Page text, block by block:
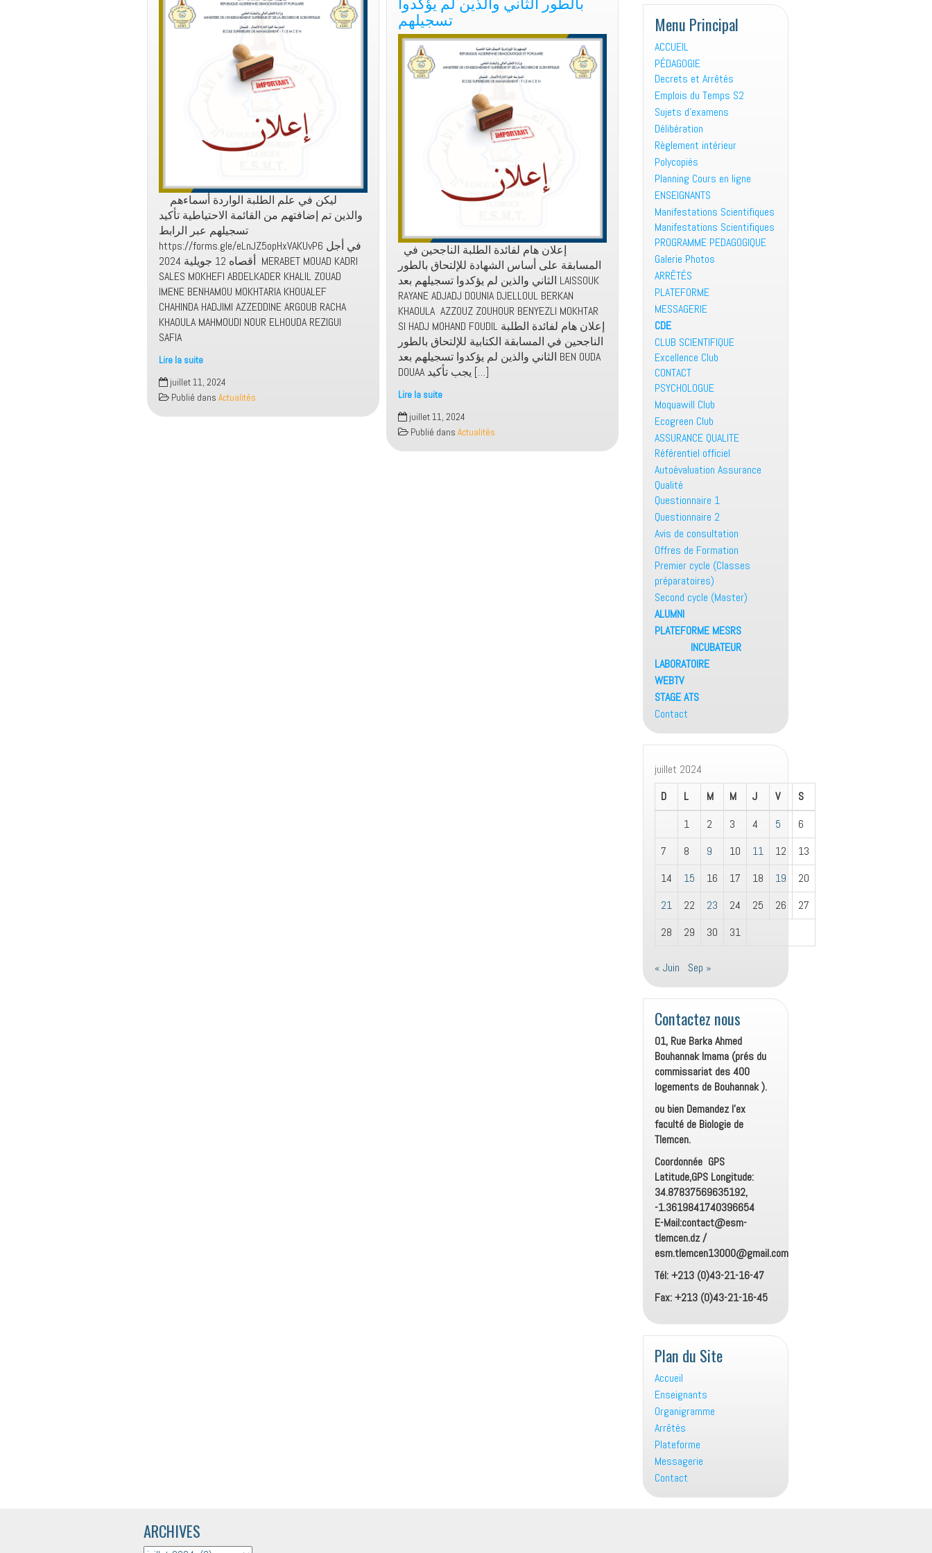
والذين تم إضافتهم من القائمة الاحتياطية تأكيد
تسجيلهم عبر الرابط
https://forms.gle/eLnJZ5opHxVAKUvP6 في أجل
أقصاه 12 جويلية 2024 MERABET MOUAD KADRI
SALES MOKHEFI ABDELKADER KHALIL ZOUAD
IMENE BENHAMOU MOKHTARIA KHOUALEF
CHAHINDA HADJIMI AZZEDDINE ARGOUB RACHA
KHAOULA MAHMOUDI NOUR ELHOUDA REZIGUI
SAFIA
Lire la suite
إعلان
هام
لفائدة
الطلبة
juillet 11, 2024
Publié dans Actualités
تسجيلهم
المسابقة على أساس الشهادة للإلتحاق بالطور
الثاني والذين لم يؤكدوا تسجيلهم بعد LAISSOUK
RAYANE ADJADJ DOUNIA DJELLOUL BERKAN
KHAOULA AZZOUZ ZOUHOUR BENYEZLI MOKHTAR
SI HADJ MOHAND FOUDIL إعلان هام لفائدة الطلبة
الناجحين في المسابقة الكتابية للإلتحاق بالطور
الثاني والذين لم يؤكدوا تسجيلهم بعد BEN OUDA
DOUAA يجب تأكيد […]
Lire la suite
إعلان
هام
لفائدة
الطلبة
juillet 11, 2024
Publié dans Actualités
Menu Principal
ACCUEIL
PÉDAGOGIE
Decrets et Arrêtés
Emplois du Temps S2
Sujets d’examens
Délibération
Règlement intérieur
Polycopiés
Planning Cours en ligne
ENSEIGNANTS
Manifestations Scientifiques
Manifestations Scientifiques
PROGRAMME PEDAGOGIQUE
Galerie Photos
ARRÊTÉS
PLATEFORME
MESSAGERIE
CDE
CLUB SCIENTIFIQUE
Excellence Club
CONTACT
PSYCHOLOGUE
Moquawill Club
Ecogreen Club
ASSURANCE QUALITE
Référentiel officiel
Autoévaluation Assurance
Qualité
Questionnaire 1
Questionnaire 2
Avis de consultation
Offres de Formation
Premier cycle (Classes
préparatoires)
Second cycle (Master)
ALUMNI
PLATEFORME MESRS
INCUBATEUR
LABORATOIRE
WEBTV
STAGE ATS
Contact
juillet 2024
D
L M M J V
S
1
2 3 4 5
6
7
8 9 10 11 12
13
14
15 16 17 18 19
20
21
22 23 24 25 26
27
28
29 30 31
« Juin Sep »
Contactez nous
01, Rue Barka Ahmed
Bouhannak Imama (prés du
commissariat des 400
logements de Bouhannak ).
ou bien Demandez l’ex
faculté de Biologie de
Tlemcen.
Coordonnée GPS
Latitude,GPS Longitude:
34.87837569635192,
-1.3619841740396654
E-Mail:contact@esm-
tlemcen.dz /
esm.tlemcen13000@gmail.com
Tél: +213 (0)43-21-16-47
Fax: +213 (0)43-21-16-45
Plan du Site
Accueil
Enseignants
Organigramme
Arrêtés
Plateforme
Messagerie
Contact
ARCHIVES